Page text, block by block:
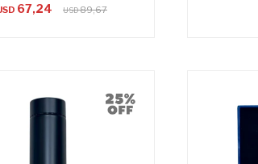
67,24 USD89,67